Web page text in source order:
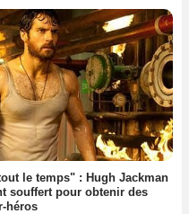
le temps" : Hugh Jackman
souffert pour obtenir des
héros